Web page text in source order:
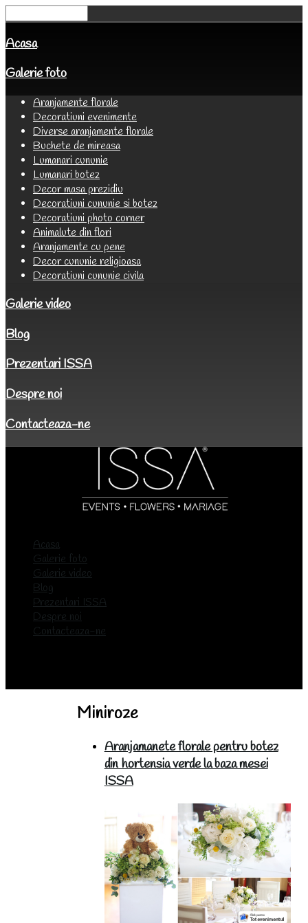
Acasa
Galerie foto
Aranjamente florale
Decoratiuni evenimente
Diverse aranjamente florale
Buchete de mireasa
Lumanari cununie
Lumanari botez
Decor masa prezidiu
Decoratiuni cununie si botez
Decoratiuni photo corner
Animalute din flori
Aranjamente cu pene
Decor cununie religioasa
Decoratiuni cununie civila
Galerie video
Blog
Prezentari ISSA
Despre noi
Contacteaza-ne
Acasa
Galerie foto
Galerie video
Blog
Prezentari ISSA
Despre noi
Contacteaza-ne
Miniroze
Aranjamanete florale pentru botez
din hortensia verde la baza mesei
ISSA